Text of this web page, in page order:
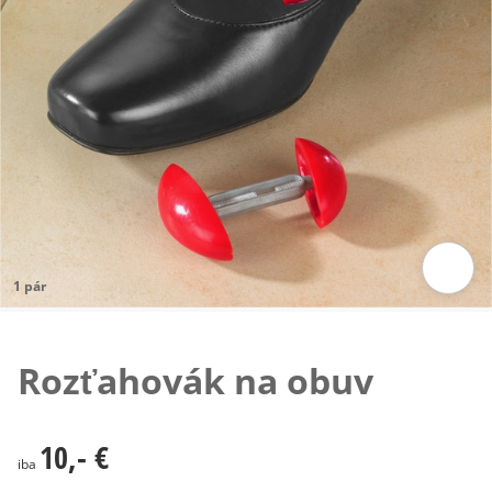
1 pár
Rozťahovák na obuv
10,- €
iba 10,- €